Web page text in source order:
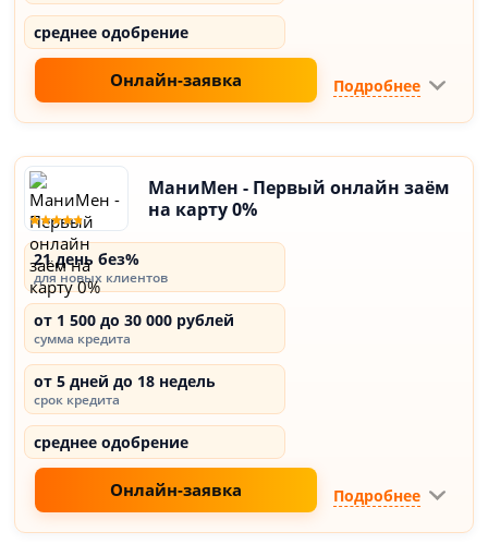
среднее одобрение
Онлайн-заявка Подробнее
МаниМен - Первый онлайн заём
на карту 0%
21 день без%
для новых клиентов
от 1 500 до 30 000 рублей
сумма кредита
от 5 дней до 18 недель
срок кредита
среднее одобрение
Онлайн-заявка Подробнее